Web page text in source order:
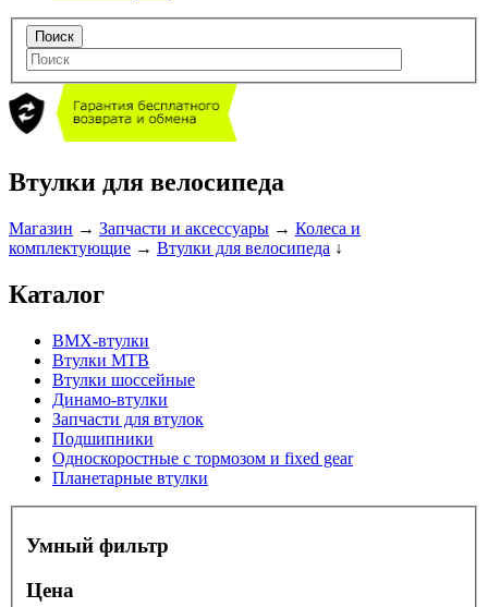
Втулки для велосипеда
Магазин → Запчасти и аксессуары → Колеса и
комплектующие → Втулки для велосипеда ↓
Каталог
BMX-втулки
Втулки MTB
Втулки шоссейные
Динамо-втулки
Запчасти для втулок
Подшипники
Односкоростные с тормозом и fixed gear
Планетарные втулки
Умный фильтр
Цена